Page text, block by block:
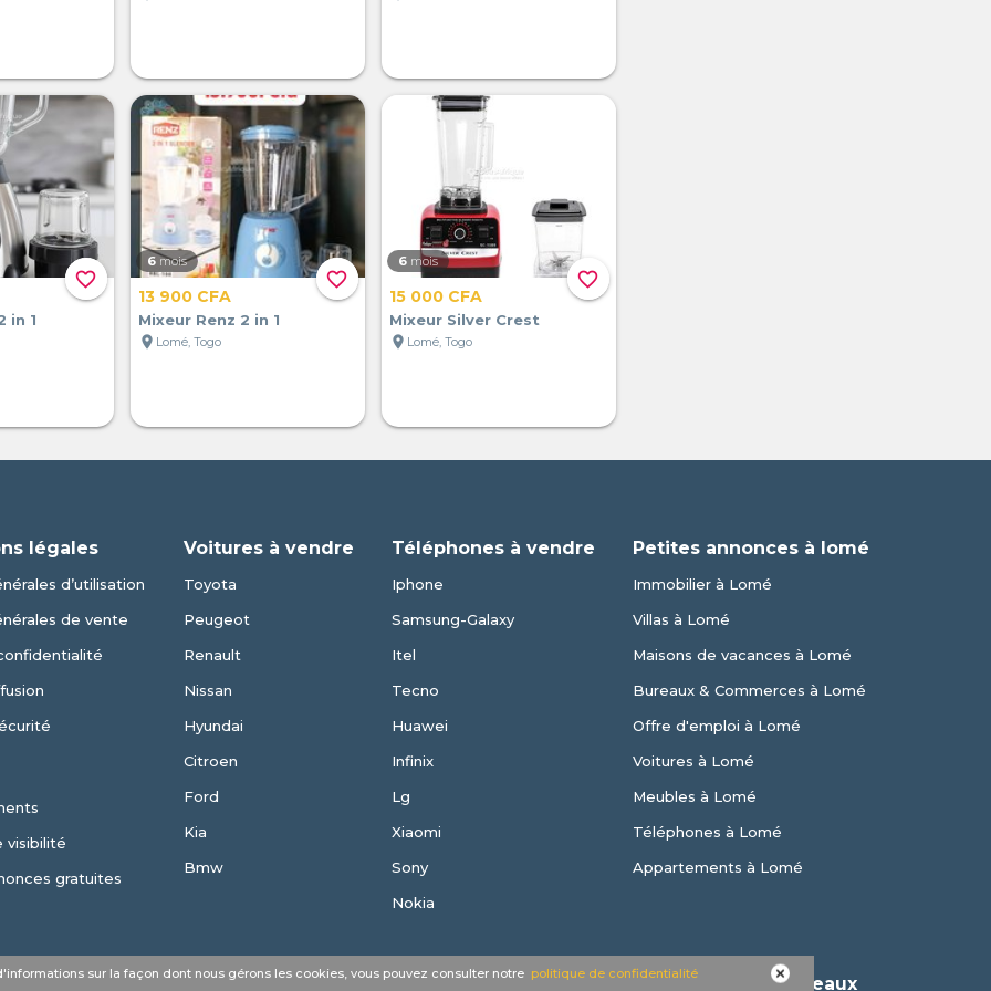
favorite_border
in 1
favorite_border
6 mois
13 900 CFA
Mixeur Renz 2 in 1
location_on Lomé, Togo
favorite_border
6 mois
15 000 CFA
Mixeur Silver Crest
location_on Lomé, Togo
sur la façon dont nous gérons les cookies, vous pouvez consulter notre politique de confidentialité
légales
d’utilisation
de vente
visibilité
gratuites
Voitures à vendre
Toyota
Peugeot
Renault
Nissan
Hyundai
Citroen
Ford
Kia
Bmw
Téléphones à vendre
Iphone
Samsung-Galaxy
Itel
Tecno
Huawei
Infinix
Lg
Xiaomi
Sony
Nokia
Petites annonces à lomé
Immobilier à Lomé
Villas à Lomé
Maisons de vacances à Lomé
Bureaux & Commerces à Lomé
Offre d'emploi à Lomé
Voitures à Lomé
Meubles à Lomé
Téléphones à Lomé
Appartements à Lomé
Nous suivre sur les réseaux